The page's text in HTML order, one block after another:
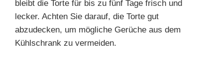
bleibt die Torte für bis zu fünf Tage frisch und
lecker. Achten Sie darauf, die Torte gut
abzudecken, um mögliche Gerüche aus dem
Kühlschrank zu vermeiden.